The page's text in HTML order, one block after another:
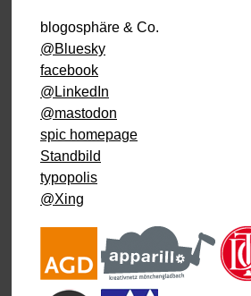
blogosphäre & Co.
@Bluesky
facebook
@LinkedIn
@mastodon
spic homepage
Standbild
typopolis
@Xing